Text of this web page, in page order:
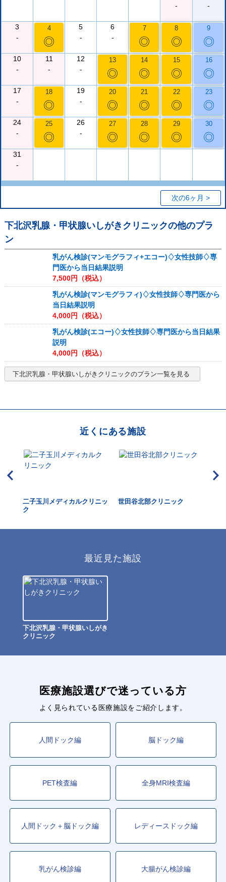
-
-
3
-
4
◎
5
-
6
-
7
◎
8
◎
9
◎
10
-
11
-
12
-
13
◎
14
◎
15
◎
16
◎
17
-
18
◎
19
-
20
◎
21
◎
22
◎
23
◎
24
-
25
◎
26
-
27
◎
28
◎
29
◎
30
◎
31
-
次の6ヶ月 >
下北沢乳腺・甲状腺いしがきクリニックの他のプラ
ン
乳がん検診(マンモグラフィ+エコー)♢女性技師♢専
門医から当日結果説明
7,500円（税込）
乳がん検診(マンモグラフィ)♢女性技師♢専門医から
当日結果説明
4,000円（税込）
乳がん検診(エコー)♢女性技師♢専門医から当日結果
説明
4,000円（税込）
下北沢乳腺・甲状腺いしがきクリニックのプラン一覧を見る
近くにある施設
二子玉川メディカルクリニッ
ク
世田谷北部クリニック
最近見た施設
下北沢乳腺・甲状腺いしがき
クリニック
医療施設選びで迷っている方
よく見られている医療施設をご紹介します。
人間ドック編 脳ドック編
PET検査編 全身MRI検査編
人間ドック＋脳ドック編 レディースドック編
乳がん検診編 大腸がん検診編